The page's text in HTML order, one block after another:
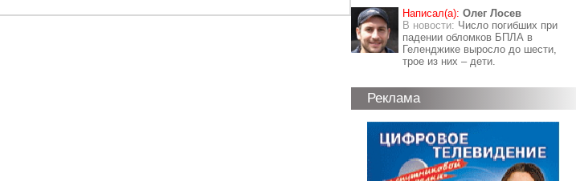
Написал(а): Олег Лосев
В новости: Число погибших при
падении обломков БПЛА в
Геленджике выросло до шести,
трое из них – дети.
Реклама